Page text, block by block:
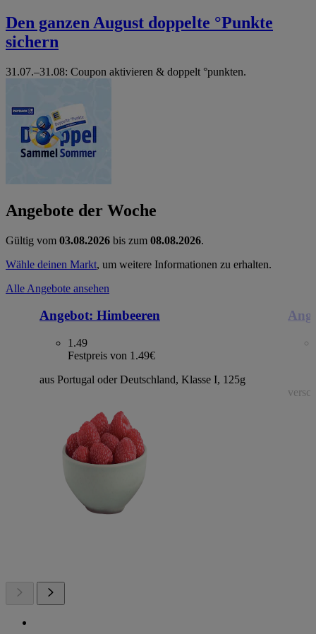
Den ganzen August doppelte °Punkte
sichern
31.07.–31.08: Coupon aktivieren & doppelt °punkten.
Angebote der Woche
Gültig vom 03.08.2026 bis zum 08.08.2026.
Wähle deinen Markt, um weitere Informationen zu erhalten.
Alle Angebote ansehen
Angebot: Himbeeren
1.49
Festpreis von 1.49€
aus Portugal oder Deutschland, Klasse I, 125g